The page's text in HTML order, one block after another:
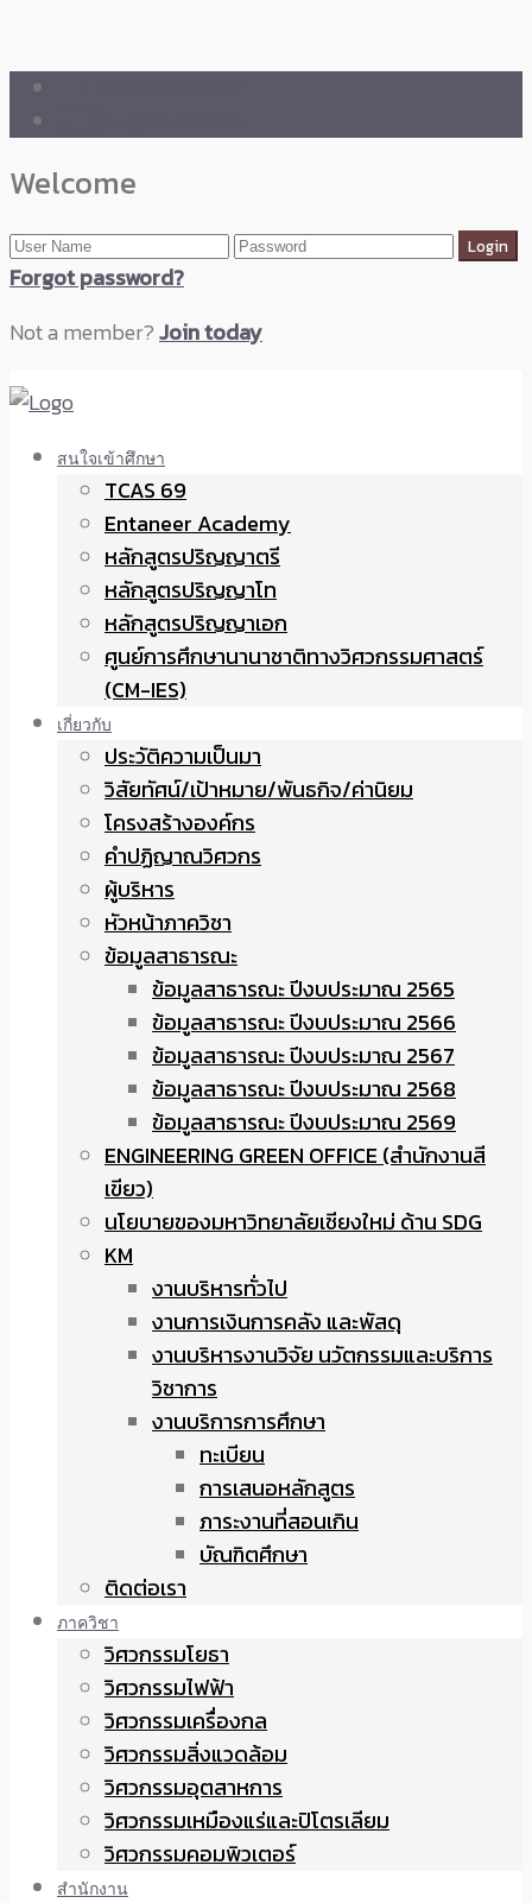
Welcome
Forgot password?
Not a member?Join today
สนใจเข้าศึกษา
TCAS 69
Entaneer Academy
หลักสูตรปริญญาตรี
หลักสูตรปริญญาโท
หลักสูตรปริญญาเอก
ศูนย์การศึกษานานาชาติทางวิศวกรรมศาสตร์
(CM-IES)
เกี่ยวกับ
ประวัติความเป็นมา
วิสัยทัศน์/เป้าหมาย/พันธกิจ/ค่านิยม
โครงสร้างองค์กร
คำปฏิญาณวิศวกร
ผู้บริหาร
หัวหน้าภาควิชา
ข้อมูลสาธารณะ
ข้อมูลสาธารณะ ปีงบประมาณ 2565
ข้อมูลสาธารณะ ปีงบประมาณ 2566
ข้อมูลสาธารณะ ปีงบประมาณ 2567
ข้อมูลสาธารณะ ปีงบประมาณ 2568
ข้อมูลสาธารณะ ปีงบประมาณ 2569
ENGINEERING GREEN OFFICE (สำนักงานสี
เขียว)
นโยบายของมหาวิทยาลัยเชียงใหม่ ด้าน SDG
KM
งานบริหารทั่วไป
งานการเงินการคลัง และพัสดุ
งานบริหารงานวิจัย นวัตกรรมและบริการ
วิชาการ
งานบริการการศึกษา
ทะเบียน
การเสนอหลักสูตร
ภาระงานที่สอนเกิน
บัณฑิตศึกษา
ติดต่อเรา
ภาควิชา
วิศวกรรมโยธา
วิศวกรรมไฟฟ้า
วิศวกรรมเครื่องกล
วิศวกรรมสิ่งแวดล้อม
วิศวกรรมอุตสาหการ
วิศวกรรมเหมืองแร่และปิโตรเลียม
วิศวกรรมคอมพิวเตอร์
สำนักงาน